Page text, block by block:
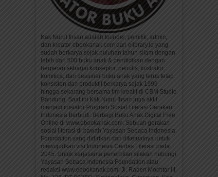
Kak Nurul Ihsan adalah founder, pemilik, admin,
dan kreator ebookanak.com dan elibrary.id yang
sudah berkarya sejak puluhan tahun silam dengan
lebih dari 500 buku anak & pendidikan dengan
berperan sebagai konseptor, penulis, ilustrator,
komikus, dan desainer buku anak yang terus tetap
konsisten dan produktif berkarya sejak 1999
hingga sekarang bersama tim kreatif di CBM Studio
Bandung. Saat ini Kak Nurul Ihsan juga aktif
menjadi inisiator Program Sosial Literasi Gerakan
Indonesia Berbudi: Berbagi Buku Anak Digital Free
Online di www.ebookanak.com. Sebuah gerakan
sosial literasi di bawah Yayasan Sebaca Indonesia
Foundation yang didirikan dan diketuainya untuk
mewujudkan visi Indonesia Cerdas Literasi pada
2045. Untuk kerjasama penerbitan silakan hubungi
Yayasan Sebaca Indonesia Foundation atau
redaksi www.ebookanak.com: Jl. Raden Mochtar III,